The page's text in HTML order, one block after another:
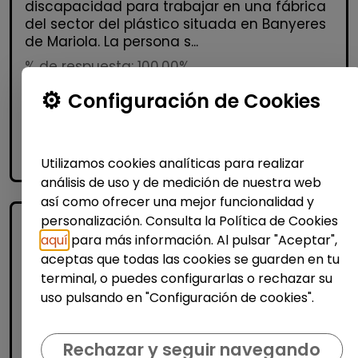
discapacidad para trabajar en una fábrica
del sector del plástico situada en Banyeres
de Mariola. La persona s...
% de respuesta: 100,00%
accessibility_newPersonas con discapacidad
Logística, Almacén y Compras
Configuración de Cookies
Utilizamos cookies analíticas para realizar
análisis de uso y de medición de nuestra web
así como ofrecer una mejor funcionalidad y
personalización. Consulta la Política de Cookies
aquí para más información. Al pulsar "Aceptar",
aceptas que todas las cookies se guarden en tu
terminal, o puedes configurarlas o rechazar su
uso pulsando en "Configuración de cookies".
Rechazar y seguir navegando